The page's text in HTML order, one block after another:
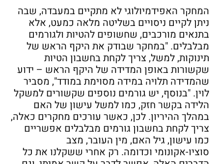
המחקר האפידמיולוגי לא מתקיים במעבדה, שבה
ניתן לקיים ניסויים בשליטה מלאה כמעט, אלא
בתנאים מורכבים, שחשופים להטיות ולגורמים
מבלבלים. "במחקר שבודק את היקף הראש של
תינוקות, למשל, צריך לקחת בחשבון הטיות
שקשורות באופן המדידה של היקף הראש – ידוע
שהמדידה תלויה במידה מסוימת במודד", מסביר
לוין. "בנוסף, יש גורמים נוספים שקשורים למשקל
הלידה בקשר חזק, כמו למשל עישון של האם
במהלך ההיריון. לכן, כאשר עורכים מחקרים כאלה,
צריך לקחת בחשבון גורמים מבלבלים אפשריים
כמו עישון, גיל האם, מין העובר, מצב
סוציו-אקונומי וכדומה. רק אחרי ששקלנו את כל